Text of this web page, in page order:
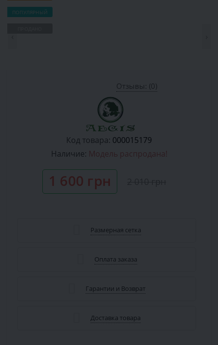
ПОПУЛЯРНЫЙ
Отзывы: (0)
Код товара: 000015179
Наличие: Модель распродана!
1 600 грн
Размерная сетка
Оплата заказа
Гарантии и Возврат
Доставка товара